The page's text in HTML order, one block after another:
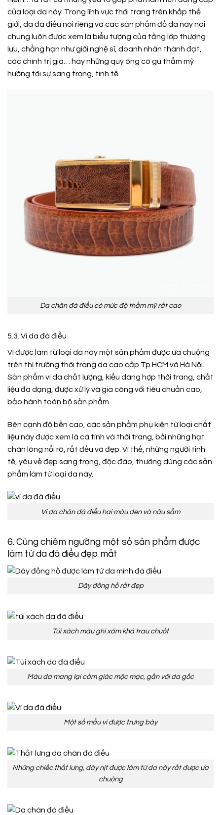
của loại da này. Trong lĩnh vực thời trang trên khắp thế
giới, da đà điểu nói riêng và các sản phẩm đồ da này nói
chung luôn được xem là biểu tượng của tầng lớp thượng
lưu, chẳng hạn như giới nghệ sĩ, doanh nhân thành đạt,
các chính trị gia… hay những quý ông có gu thẩm mỹ
hướng tới sự sang trọng, tinh tế.
Da chân đà điểu có mức độ thẩm mỹ rất cao
5.3. Ví da đà điểu
Ví được làm từ loại da này một sản phẩm được ưa chuộng
trên thị trường thời trang da cao cấp Tp.HCM và Hà Nội.
Sản phẩm ví da chất lượng, kiểu dáng hợp thời trang, chất
liệu đa dạng, được xử lý và gia công với tiêu chuẩn cao,
bảo hành toàn bộ sản phẩm.
Bên cạnh độ bền cao, các sản phẩm phụ kiện từ loại chất
liệu này được xem là cá tính và thời trang, bởi những hạt
chân lông nổi rõ, rất đều và đẹp. Vì thế, những người tinh
tế, yêu vẻ đẹp sang trọng, độc đáo, thường dùng các sản
phẩm làm từ loại da này.
Ví da chân đà điểu hai màu đen và nâu sẫm
6. Cùng chiêm ngưỡng một số sản phẩm được
làm từ da đà điểu đẹp mắt
Dây đồng hồ rất đẹp
Túi xách màu ghi xám khá trau chuốt
Màu da mang lại cảm giác mộc mạc, gần với da gốc
Một số mẫu ví được trưng bày
Những chiếc thắt lưng, dây nịt được làm từ da này rất được ưa
chuộng